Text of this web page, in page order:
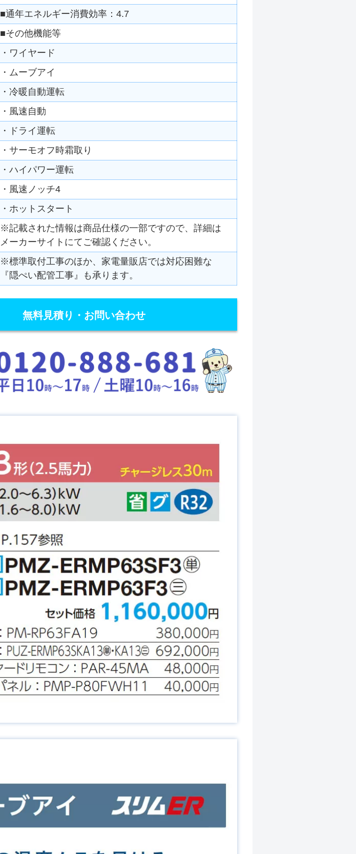
■通年エネルギー消費効率：4.7
■その他機能等
・ワイヤード
・ムーブアイ
・冷暖自動運転
・風速自動
・ドライ運転
・サーモオフ時霜取り
・ハイパワー運転
・風速ノッチ4
・ホットスタート
※記載された情報は商品仕様の一部ですので、詳細は
メーカーサイトにてご確認ください。
※標準取付工事のほか、家電量販店では対応困難な
『隠ぺい配管工事』も承ります。
無料見積り・お問い合わせ